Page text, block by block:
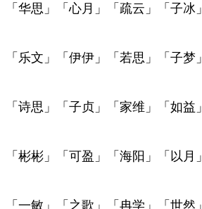
「华思」「心月」「疏云」「子冰」
「乐文」「伊伊」「若思」「子梦」
「诗思」「子贞」「家维」「如益」
「彬彬」「可盈」「海阳」「以月」
「一敏」「之歌」「冉学」「世然」